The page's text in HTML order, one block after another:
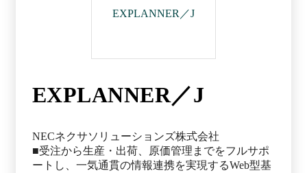
EXPLANNER／J
EXPLANNER／J
NECネクサソリューションズ株式会社
■受注から生産・出荷、原価管理までをフルサポ
ートし、一気通貫の情報連携を実現するWeb型基